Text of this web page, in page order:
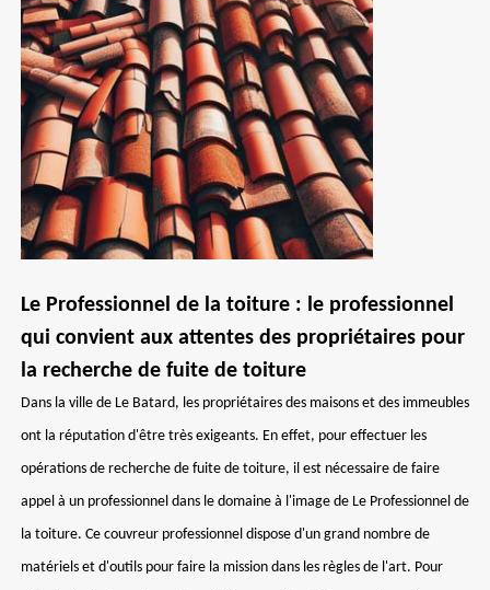
Le Professionnel de la toiture : le professionnel
qui convient aux attentes des propriétaires pour
la recherche de fuite de toiture
Dans la ville de Le Batard, les propriétaires des maisons et des immeubles
ont la réputation d'être très exigeants. En effet, pour effectuer les
opérations de recherche de fuite de toiture, il est nécessaire de faire
appel à un professionnel dans le domaine à l'image de Le Professionnel de
la toiture. Ce couvreur professionnel dispose d'un grand nombre de
matériels et d'outils pour faire la mission dans les règles de l'art. Pour